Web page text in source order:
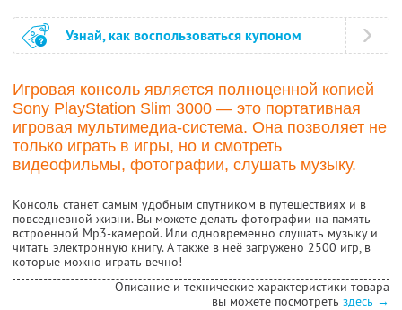
Узнай, как воспользоваться купоном
Игровая консоль является полноценной копией
Sony PlayStation Slim 3000 — это портативная
игровая мультимедиа-система. Она позволяет не
только играть в игры, но и смотреть
видеофильмы, фотографии, слушать музыку.
Консоль станет самым удобным спутником в путешествиях и в
повседневной жизни. Вы можете делать фотографии на память
встроенной Mp3-камерой. Или одновременно слушать музыку и
читать электронную книгу. А также в неё загружено 2500 игр, в
которые можно играть вечно!
Описание и технические характеристики товара
вы можете посмотреть здесь →